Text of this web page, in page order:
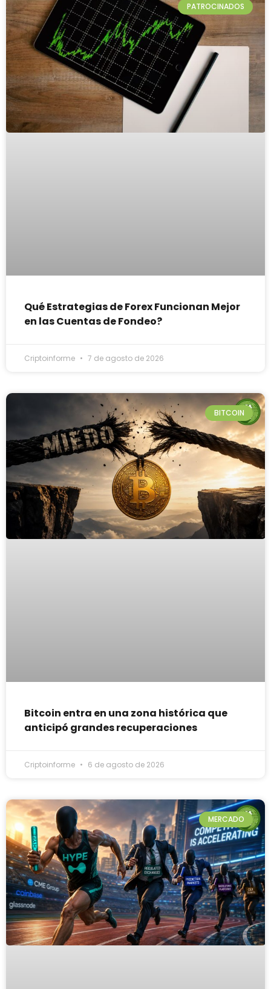
PATROCINADOS
Qué Estrategias de Forex Funcionan Mejor
en las Cuentas de Fondeo?
Criptoinforme 7 de agosto de 2026
BITCOIN
Bitcoin entra en una zona histórica que
anticipó grandes recuperaciones
Criptoinforme 6 de agosto de 2026
MERCADO